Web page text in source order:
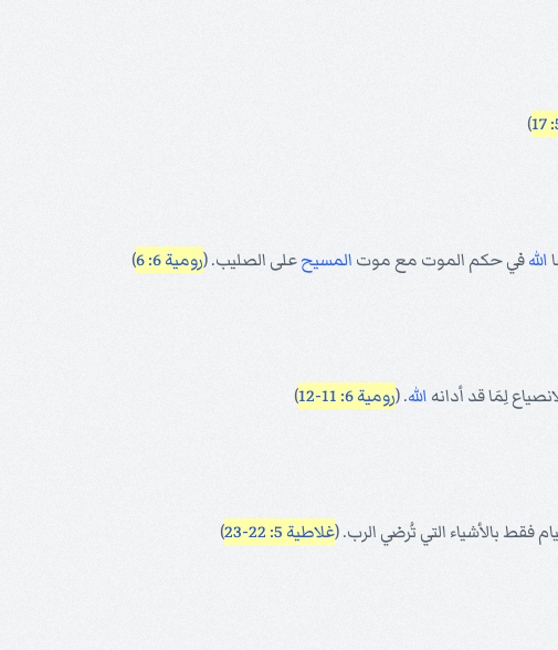
)
اللهفي حكم الموت مع موت المسيحعلى الصليب. (رومية 6: 6 )
لِمَا قد أدانه الله. (رومية 6: 11-12 )
فقط بالأشياء التي تُرضي الرب. (غلاطية 5: 22-23 )